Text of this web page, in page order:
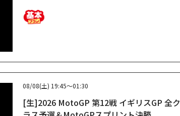
08/08(土) 19:45～01:30
[生]2026 MotoGP 第12戦 イギリスGP 全ク